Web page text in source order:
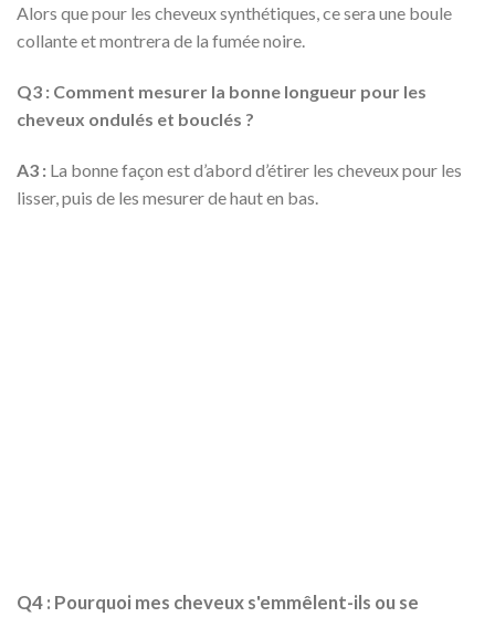
Alors que pour les cheveux synthétiques, ce sera une boule
collante et montrera de la fumée noire.
Q3 : Comment mesurer la bonne longueur pour les
cheveux ondulés et bouclés ?
A3 : La bonne façon est d’abord d’étirer les cheveux pour les
lisser, puis de les mesurer de haut en bas.
Q4 : Pourquoi mes cheveux s'emmêlent-ils ou se